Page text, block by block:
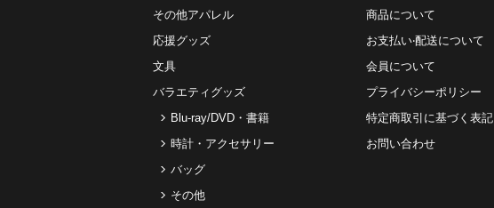
その他アパレル
応援グッズ
文具
バラエティグッズ
Blu-ray/DVD・書籍
時計・アクセサリー
バッグ
その他
商品について
お⽀払い‧配送について
会員について
プライバシーポリシー
特定商取引に基づく表記
お問い合わせ